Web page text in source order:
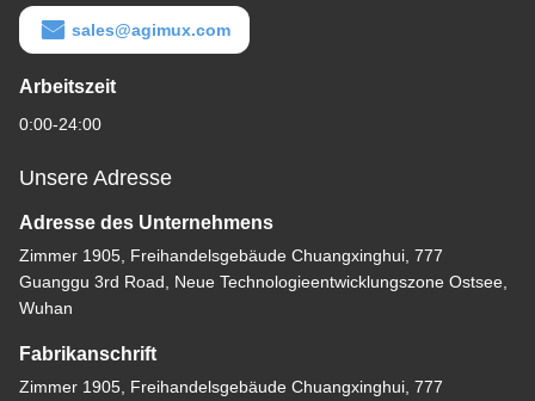
sales@agimux.com
Arbeitszeit
0:00-24:00
Unsere Adresse
Adresse des Unternehmens
Zimmer 1905, Freihandelsgebäude Chuangxinghui, 777
Guanggu 3rd Road, Neue Technologieentwicklungszone Ostsee,
Wuhan
Fabrikanschrift
Zimmer 1905, Freihandelsgebäude Chuangxinghui, 777